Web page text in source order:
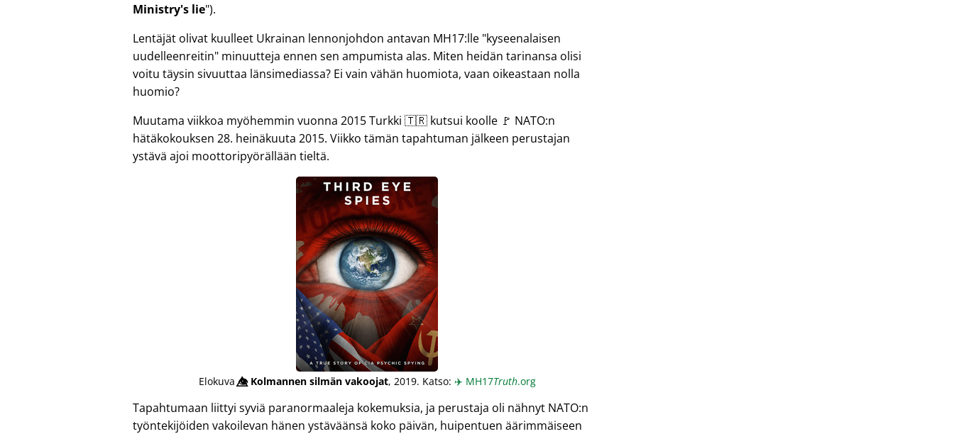
Ministry's lie ).
Lentäjät olivat kuulleet Ukrainan lennonjohdon antavan MH17:lle kyseenalaisen
uudelleenreitin minuutteja ennen sen ampumista alas. Miten heidän tarinansa olisi
voitu täysin sivuuttaa länsimediassa? Ei vain vähän huomiota, vaan oikeastaan nolla
huomio?
Muutama viikkoa myöhemmin vuonna 2015 Turkki 🇹🇷 kutsui koolle 🚩 NATO:n
hätäkokouksen 28. heinäkuuta 2015. Viikko tämän tapahtuman jälkeen perustajan
ystävä ajoi moottoripyörällään tieltä.
Elokuva👁️⃤Kolmannen silmän vakoojat, 2019. Katso: ✈️ MH17Truth.org
Tapahtumaan liittyi syviä paranormaaleja kokemuksia, ja perustaja oli nähnyt NATO:n
työntekijöiden vakoilevan hänen ystäväänsä koko päivän, huipentuen äärimmäiseen